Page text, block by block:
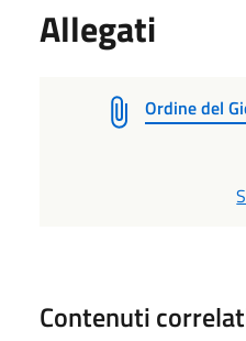
Allegati
Ordine del
Contenuti